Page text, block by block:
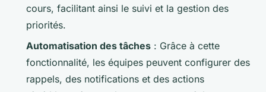
cours, facilitant ainsi le suivi et la gestion des
priorités.
Automatisation des tâches : Grâce à cette
fonctionnalité, les équipes peuvent configurer des
rappels, des notifications et des actions